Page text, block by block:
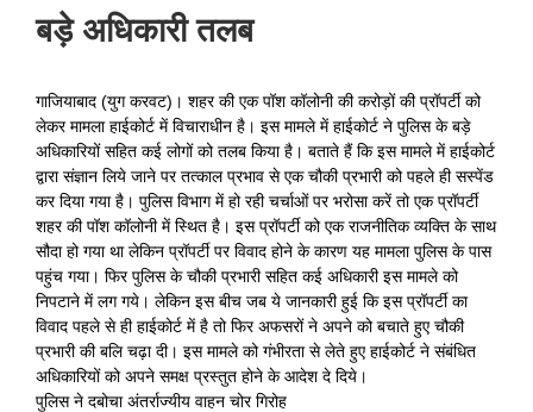
बड़े अधिकारी तलब
गाजियाबाद (युग करवट)। शहर की एक पॉश कॉलोनी की करोड़ों की प्रॉपर्टी को
लेकर मामला हाईकोर्ट में विचाराधीन है। इस मामले में हाईकोर्ट ने पुलिस के बड़े
अधिकारियों सहित कई लोगों को तलब किया है। बताते हैं कि इस मामले में हाईकोर्ट
द्वारा संज्ञान लिये जाने पर तत्काल प्रभाव से एक चौकी प्रभारी को पहले ही सस्पेंड
कर दिया गया है। पुलिस विभाग में हो रही चर्चाओं पर भरोसा करें तो एक प्रॉपर्टी
शहर की पॉश कॉलोनी में स्थित है। इस प्रॉपर्टी को एक राजनीतिक व्यक्ति के साथ
सौदा हो गया था लेकिन प्रॉपर्टी पर विवाद होने के कारण यह मामला पुलिस के पास
पहुंच गया। फिर पुलिस के चौकी प्रभारी सहित कई अधिकारी इस मामले को
निपटाने में लग गये। लेकिन इस बीच जब ये जानकारी हुई कि इस प्रॉपर्टी का
विवाद पहले से ही हाईकोर्ट में है तो फिर अफसरों ने अपने को बचाते हुए चौकी
प्रभारी की बलि चढ़ा दी। इस मामले को गंभीरता से लेते हुए हाईकोर्ट ने संबंधित
अधिकारियों को अपने समक्ष प्रस्तुत होने के आदेश दे दिये।
पुलिस ने दबोचा अंतर्राज्यीय वाहन चोर गिरोह